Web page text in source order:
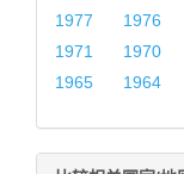
1977
1976
1971
1970
1965
1964